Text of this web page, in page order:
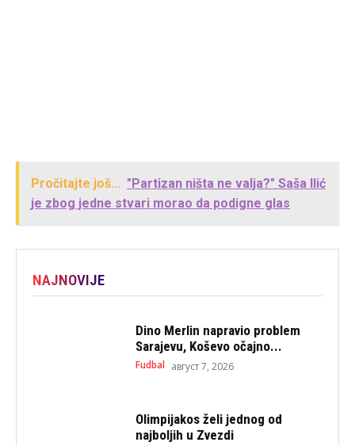
Pročitajte još... "Partizan ništa ne valja?" Saša Ilić
je zbog jedne stvari morao da podigne glas
NAJNOVIJE
Dino Merlin napravio problem
Sarajevu, Koševo očajno...
Fudbal август 7, 2026
Olimpijakos želi jednog od
najboljih u Zvezdi